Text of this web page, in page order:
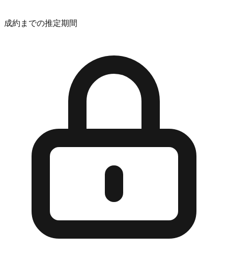
成約までの推定期間